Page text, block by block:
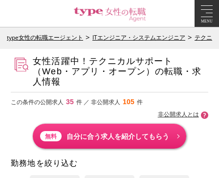
MENU
type女性の転職エージェント ITエンジニア・システムエンジニア テクニ
女性活躍中！テクニカルサポート
（Web・アプリ・オープン）の転職・求
人情報
この条件の公開求人 35 件 ／ 非公開求人 105 件
非公開求人とは
無料 自分に合う求人を紹介してもらう
勤務地を絞り込む